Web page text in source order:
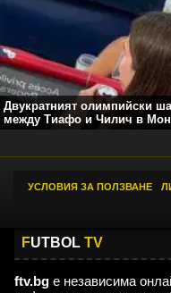
Двукратният олимпийски
между Тиафо и Чилич в
УСЛОВИЯ ЗА ПОЛЗВАНЕ
FUTBOL TV
ftv.bg е независима